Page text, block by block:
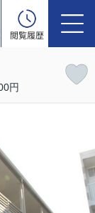
閲覧履歴
円